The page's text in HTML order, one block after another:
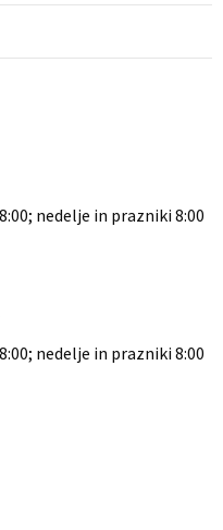
nedelje in prazniki 8:00
nedelje in prazniki 8:00